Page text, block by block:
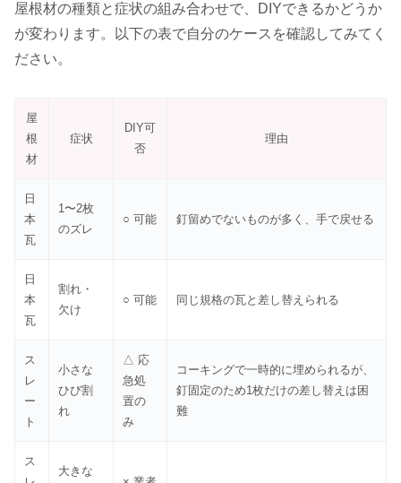
屋根材の種類と症状の組み合わせで、DIYできるかどうか
が変わります。以下の表で自分のケースを確認してみてく
ださい。
屋
根
材
症状
DIY可
否
理由
日
本
瓦
1〜2枚
のズレ
○ 可能 釘留めでないものが多く、手で戻せる
日
本
瓦
割れ・
欠け
○ 可能 同じ規格の瓦と差し替えられる
ス
レ
ー
ト
小さな
ひび割
れ
△ 応
急処
置の
み
コーキングで一時的に埋められるが、
釘固定のため1枚だけの差し替えは困
難
ス
大きな